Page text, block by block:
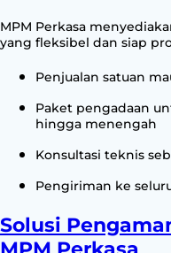
MPM Perkasa
yang fleksibel dan siap
Penjualan satuan
Paket pengadaan
hingga menengah
Konsultasi teknis
Pengiriman ke
Solusi